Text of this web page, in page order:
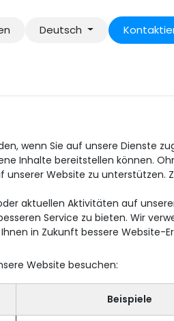
Deutsch
wenn Sie auf unsere Dienste
Inhalte bereitstellen können.
Website zu unterstützen.
aktuellen Aktivitäten auf
Service zu bieten. Wir
in Zukunft bessere Website-
Website besuchen:
Beispiele